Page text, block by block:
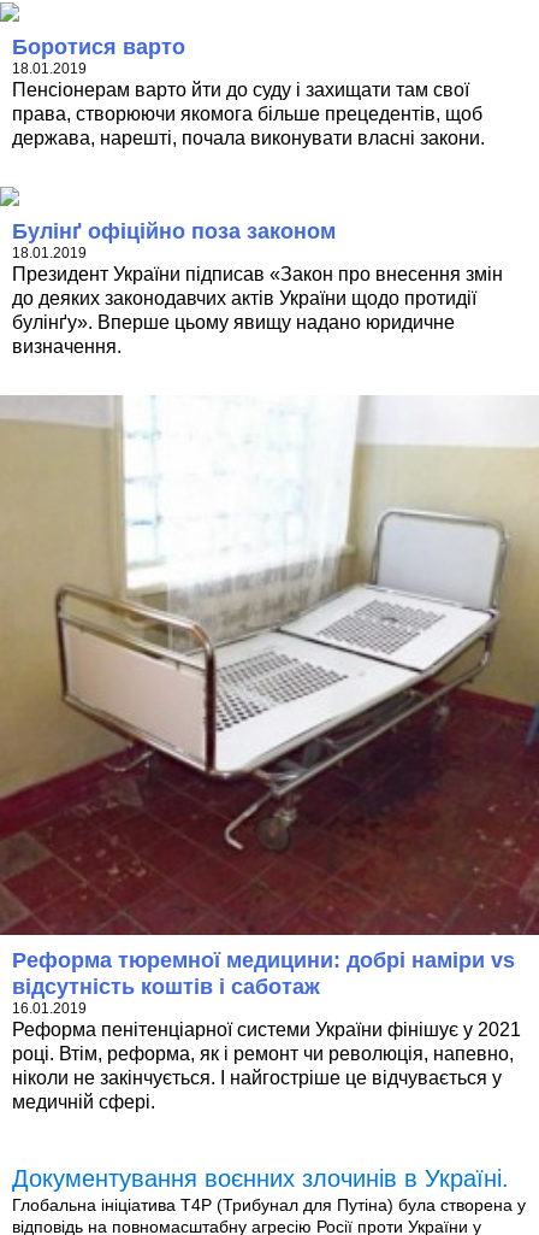
Боротися варто
18.01.2019
Пенсіонерам варто йти до суду і захищати там свої
права, створюючи якомога більше прецедентів, щоб
держава, нарешті, почала виконувати власні закони.
Булінґ офіційно поза законом
18.01.2019
Президент України підписав «Закон про внесення змін
до деяких законодавчих актів України щодо протидії
булінґу». Вперше цьому явищу надано юридичне
визначення.
Реформа тюремної медицини: добрі наміри vs
відсутність коштів і саботаж
16.01.2019
Реформа пенітенціарної системи України фінішує у 2021
році. Втім, реформа, як і ремонт чи революція, напевно,
ніколи не закінчується. І найгостріше це відчувається у
медичній сфері.
Документування воєнних злочинів в Україні.
Глобальна ініціатива T4P (Трибунал для Путіна) була створена у
відповідь на повномасштабну агресію Росії проти України у